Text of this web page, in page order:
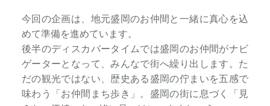
今回の企画は、地元盛岡のお仲間と一緒に真心を込
めて準備を進めています。
後半のディスカバータイムでは盛岡のお仲間がナビ
ゲーターとなって、みんなで街へ繰り出します。た
だの観光ではない、歴史ある盛岡の佇まいを五感で
味わう「お仲間まち歩き」。盛岡の街に息づく「見